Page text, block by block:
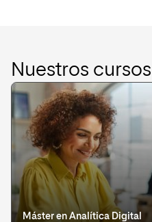
Nuestros cursos
Máster en Analítica Digital